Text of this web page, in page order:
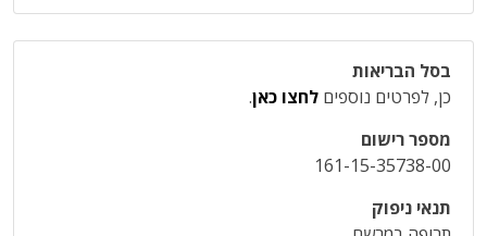
בסל הבריאות
כן, לפרטים נוספים לחצו כאן.
מספר רישום
161-15-35738-00
תנאי ניפוק